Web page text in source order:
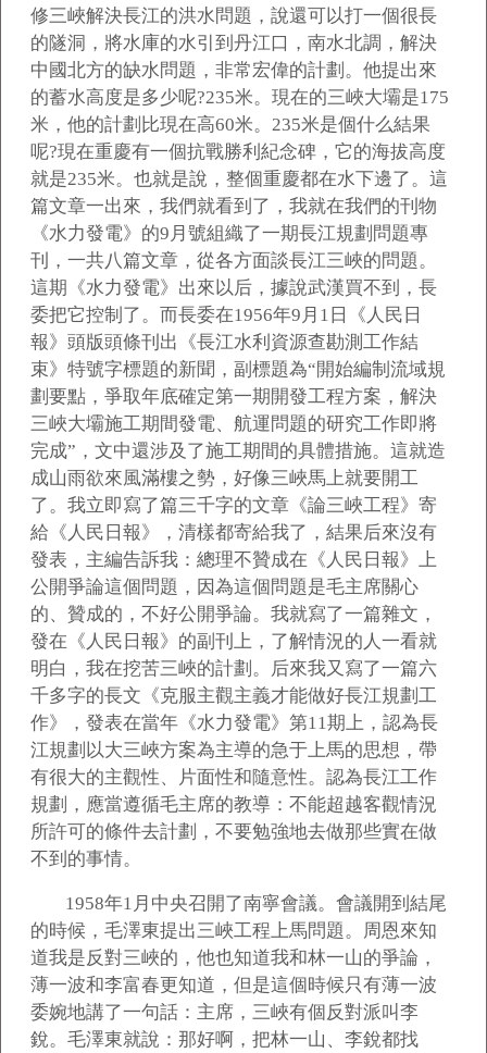
修三峽解決長江的洪水問題，說還可以打一個很長
的隧洞，將水庫的水引到丹江口，南水北調，解決
中國北方的缺水問題，非常宏偉的計劃。他提出來
的蓄水高度是多少呢?235米。現在的三峽大壩是175
米，他的計劃比現在高60米。235米是個什么結果
呢?現在重慶有一個抗戰勝利紀念碑，它的海拔高度
就是235米。也就是說，整個重慶都在水下邊了。這
篇文章一出來，我們就看到了，我就在我們的刊物
《水力發電》的9月號組織了一期長江規劃問題專
刊，一共八篇文章，從各方面談長江三峽的問題。
這期《水力發電》出來以后，據說武漢買不到，長
委把它控制了。而長委在1956年9月1日《人民日
報》頭版頭條刊出《長江水利資源查勘測工作結
束》特號字標題的新聞，副標題為“開始編制流域規
劃要點，爭取年底確定第一期開發工程方案，解決
三峽大壩施工期間發電、航運問題的研究工作即將
完成”，文中還涉及了施工期間的具體措施。這就造
成山雨欲來風滿樓之勢，好像三峽馬上就要開工
了。我立即寫了篇三千字的文章《論三峽工程》寄
給《人民日報》，清樣都寄給我了，結果后來沒有
發表，主編告訴我：總理不贊成在《人民日報》上
公開爭論這個問題，因為這個問題是毛主席關心
的、贊成的，不好公開爭論。我就寫了一篇雜文，
發在《人民日報》的副刊上，了解情況的人一看就
明白，我在挖苦三峽的計劃。后來我又寫了一篇六
千多字的長文《克服主觀主義才能做好長江規劃工
作》，發表在當年《水力發電》第11期上，認為長
江規劃以大三峽方案為主導的急于上馬的思想，帶
有很大的主觀性、片面性和隨意性。認為長江工作
規劃，應當遵循毛主席的教導：不能超越客觀情況
所許可的條件去計劃，不要勉強地去做那些實在做
不到的事情。
1958年1月中央召開了南寧會議。會議開到結尾
的時候，毛澤東提出三峽工程上馬問題。周恩來知
道我是反對三峽的，他也知道我和林一山的爭論，
薄一波和李富春更知道，但是這個時候只有薄一波
委婉地講了一句話：主席，三峽有個反對派叫李
銳。毛澤東就說：那好啊，把林一山、李銳都找